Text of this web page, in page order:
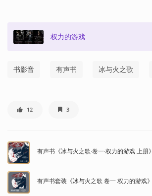
权力的游戏
书影音 有声书 冰与火之歌
12 3
有声书《冰与火之歌·卷一·权力的游戏 上册》
有声书套装《冰与火之歌 卷一 权力的游戏》